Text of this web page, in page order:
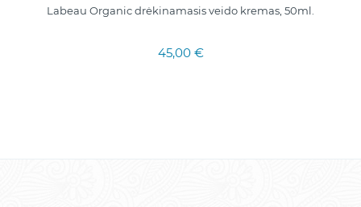
Labeau Organic drėkinamasis veido kremas, 50ml.
45,00 €